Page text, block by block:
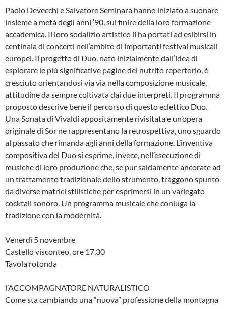
Paolo Devecchi e Salvatore Seminara hanno iniziato a suonare
insieme a metà degli anni ’90, sul finire della loro formazione
accademica. Il loro sodalizio artistico li ha portati ad esibirsi in
centinaia di concerti nell’ambito di importanti festival musicali
europei. Il progetto di Duo, nato inizialmente dall’idea di
esplorare le più significative pagine del nutrito repertorio, è
cresciuto orientandosi via via nella composizione musicale,
attitudine da sempre coltivata dai due interpreti. Il programma
proposto descrive bene il percorso di questo eclettico Duo.
Una Sonata di Vivaldi appositamente rivisitata e un’opera
originale di Sor ne rappresentano la retrospettiva, uno sguardo
al passato che rimanda agli anni della formazione. L’inventiva
compositiva del Duo si esprime, invece, nell’esecuzione di
musiche di loro produzione che, se pur saldamente ancorate ad
un trattamento tradizionale dello strumento, traggono spunto
da diverse matrici stilistiche per esprimersi in un variegato
cocktail sonoro. Un programma musicale che coniuga la
tradizione con la modernità.
Venerdì 5 novembre
Castello visconteo, ore 17,30
Tavola rotonda
l’ACCOMPAGNATORE NATURALISTICO
Come sta cambiando una “nuova” professione della montagna